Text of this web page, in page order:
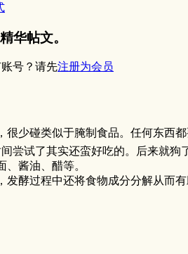
华帖文。
号？请先注册为会员
少碰类似于腌制食品。任何东西
尝试了其实还蛮好吃的。后来就狗
酱油、醋等。
酵过程中还将食物成分分解从而